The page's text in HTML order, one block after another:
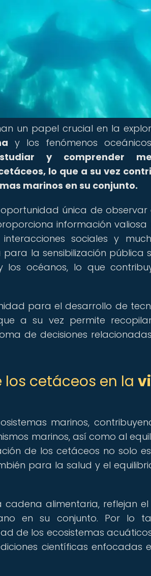
un papel crucial en la
y los fenómenos
y comprender
lo que a su vez
marinos en su conjunto.
única de observar
información
sociales y
la sensibilización pública
los océanos, lo que
para el desarrollo de
a su vez permite
de decisiones
cetáceos en la
marinos,
marinos, así como al
de los cetáceos no solo
para la salud y el
cadena alimentaria, reflejan
en su conjunto. Por lo
de los ecosistemas
científicas enfocadas